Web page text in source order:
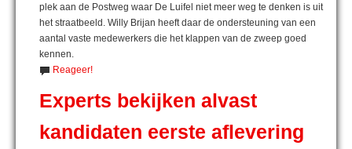
plek aan de Postweg waar De Luifel niet meer weg te denken is uit
het straatbeeld. Willy Brijan heeft daar de ondersteuning van een
aantal vaste medewerkers die het klappen van de zweep goed
kennen.
Reageer!
Experts bekijken alvast
kandidaten eerste aflevering